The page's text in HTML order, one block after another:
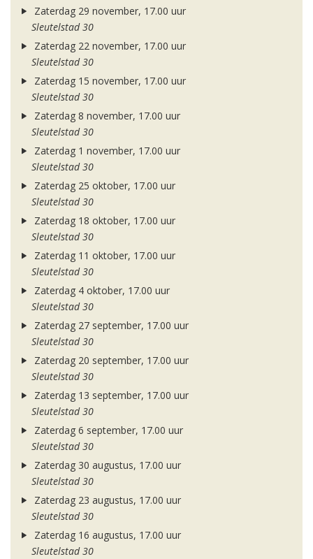
Zaterdag 29 november, 17.00 uur
Sleutelstad 30
Zaterdag 22 november, 17.00 uur
Sleutelstad 30
Zaterdag 15 november, 17.00 uur
Sleutelstad 30
Zaterdag 8 november, 17.00 uur
Sleutelstad 30
Zaterdag 1 november, 17.00 uur
Sleutelstad 30
Zaterdag 25 oktober, 17.00 uur
Sleutelstad 30
Zaterdag 18 oktober, 17.00 uur
Sleutelstad 30
Zaterdag 11 oktober, 17.00 uur
Sleutelstad 30
Zaterdag 4 oktober, 17.00 uur
Sleutelstad 30
Zaterdag 27 september, 17.00 uur
Sleutelstad 30
Zaterdag 20 september, 17.00 uur
Sleutelstad 30
Zaterdag 13 september, 17.00 uur
Sleutelstad 30
Zaterdag 6 september, 17.00 uur
Sleutelstad 30
Zaterdag 30 augustus, 17.00 uur
Sleutelstad 30
Zaterdag 23 augustus, 17.00 uur
Sleutelstad 30
Zaterdag 16 augustus, 17.00 uur
Sleutelstad 30